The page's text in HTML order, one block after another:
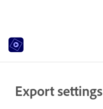
Export settings